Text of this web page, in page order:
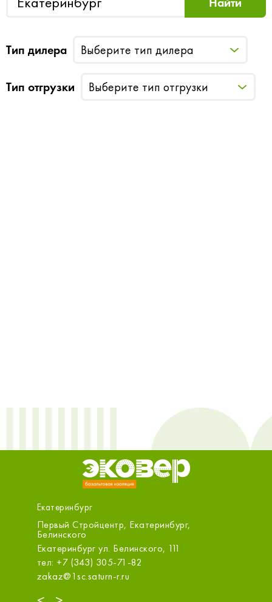
Тип дилера Выберите тип дилера
Тип отгрузки Выберите тип отгрузки
Екатеринбург
Первый Стройцентр, Екатеринбург,
Белинского
Екатеринбург ул. Белинского, 111
тел: +7 (343) 305-71-82
zakaz@1sc.saturn-r.ru